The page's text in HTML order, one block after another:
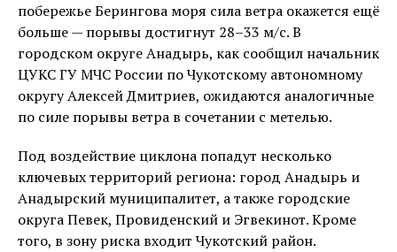
побережье Берингова моря сила ветра окажется ещё
больше — порывы достигнут 28–33 м/с. В
городском округе Анадырь, как сообщил начальник
ЦУКС ГУ МЧС России по Чукотскому автономному
округу Алексей Дмитриев, ожидаются аналогичные
по силе порывы ветра в сочетании с метелью.
Под воздействие циклона попадут несколько
ключевых территорий региона: город Анадырь и
Анадырский муниципалитет, а также городские
округа Певек, Провиденский и Эгвекинот. Кроме
того, в зону риска входит Чукотский район.